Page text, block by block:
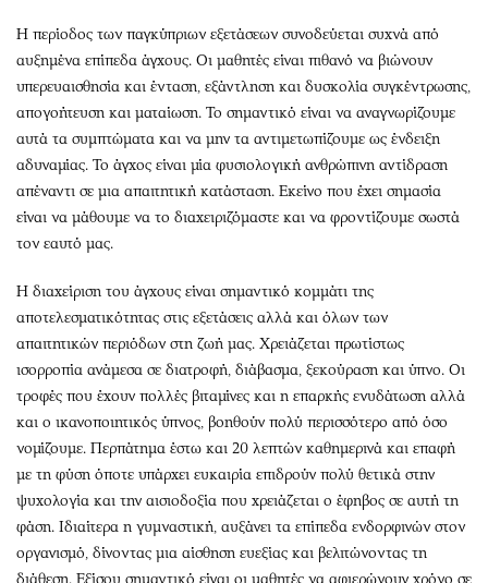
Η περίοδος των παγκύπριων εξετάσεων συνοδεύεται συχνά από
αυξημένα επίπεδα άγχους. Οι μαθητές είναι πιθανό να βιώνουν
υπερευαισθησία και ένταση, εξάντληση και δυσκολία συγκέντρωσης,
απογοήτευση και ματαίωση. Το σημαντικό είναι να αναγνωρίζουμε
αυτά τα συμπτώματα και να μην τα αντιμετωπίζουμε ως ένδειξη
αδυναμίας. Το άγχος είναι μία φυσιολογική ανθρώπινη αντίδραση
απέναντι σε μια απαιτητική κατάσταση. Εκείνο που έχει σημασία
είναι να μάθουμε να το διαχειριζόμαστε και να φροντίζουμε σωστά
τον εαυτό μας.
Η διαχείριση του άγχους είναι σημαντικό κομμάτι της
αποτελεσματικότητας στις εξετάσεις αλλά και όλων των
απαιτητικών περιόδων στη ζωή μας. Χρειάζεται πρωτίστως
ισορροπία ανάμεσα σε διατροφή, διάβασμα, ξεκούραση και ύπνο. Οι
τροφές που έχουν πολλές βιταμίνες και η επαρκής ενυδάτωση αλλά
και ο ικανοποιητικός ύπνος, βοηθούν πολύ περισσότερο από όσο
νομίζουμε. Περπάτημα έστω και 20 λεπτών καθημερινά και επαφή
με τη φύση όποτε υπάρχει ευκαιρία επιδρούν πολύ θετικά στην
ψυχολογία και την αισιοδοξία που χρειάζεται ο έφηβος σε αυτή τη
φάση. Ιδιαίτερα η γυμναστική, αυξάνει τα επίπεδα ενδορφινών στον
οργανισμό, δίνοντας μια αίσθηση ευεξίας και βελιτώνοντας τη
διάθεση. Εξίσου σημαντικό είναι οι μαθητές να αφιερώνουν χρόνο σε